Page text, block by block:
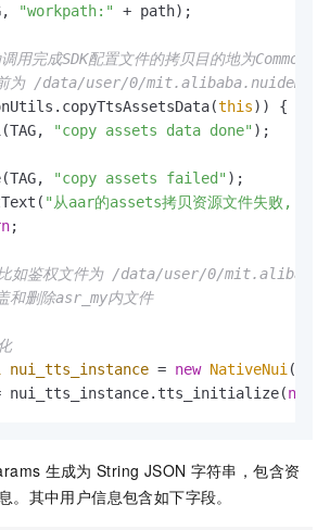
"workpath:" + path);
用完成SDK配置文件的拷贝目的地为
为 /data/user/0/mit.alibaba.nuidemo/
this)) {
"copy assets data done" );
"copy assets failed" );
"从aar的assets拷贝资源文件失败, 请
;
如鉴权文件为 /data/user/0/
删除asr_my内文件
nui_tts_instance = new NativeNui
nui_tts_instance.tts_initialize(new
生成为 String JSON 字符串，包含资
。其中用户信息包含如下字段。